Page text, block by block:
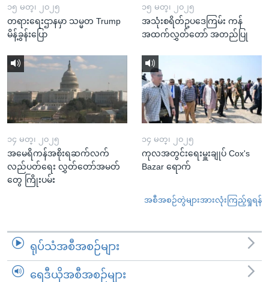
၁၅ မတ္၊ ၂၀၂၅
တရားရေးဌာနမှာ သမ္မတ Trump
မိန့်ခွန်းပြော
၁၅ မတ္၊ ၂၀၂၅
အသုံးစရိတ်ဥပဒေကြမ်း ကန်
အထက်လွှတ်တော် အတည်ပြု
၁၄ မတ္၊ ၂၀၂၅
အမေရိကန်အစိုးရဆက်လက်
လည်ပတ်ရေး လွှတ်တော်အမတ်
တွေ ကြိုးပမ်း
၁၄ မတ္၊ ၂၀၂၅
ကုလအတွင်းရေးမှူးချုပ် Cox's
Bazar ရောက်
အစီအစဉ်တွဲများအားလုံးကြည့်ရှုရန်
ရုပ်သံအစီအစဉ်များ
ရေဒီယိုအစီအစဉ်များ